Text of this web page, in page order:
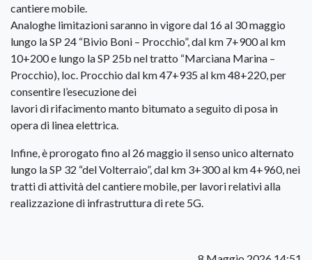
cantiere mobile.
Analoghe limitazioni saranno in vigore dal 16 al 30 maggio
lungo la SP 24 “Bivio Boni – Procchio”, dal km 7+900 al km
10+200 e lungo la SP 25b nel tratto “Marciana Marina –
Procchio), loc. Procchio dal km 47+935 al km 48+220, per
consentire l’esecuzione dei
lavori di rifacimento manto bitumato a seguito di posa in
opera di linea elettrica.
Infine, è prorogato fino al 26 maggio il senso unico alternato
lungo la SP 32 “del Volterraio”, dal km 3+300 al km 4+960, nei
tratti di attività del cantiere mobile, per lavori relativi alla
realizzazione di infrastruttura di rete 5G.